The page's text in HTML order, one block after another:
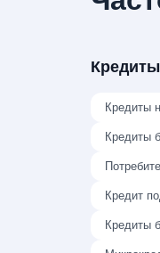
Кредиты
Кредиты
Кредиты
Кредит
Кредиты